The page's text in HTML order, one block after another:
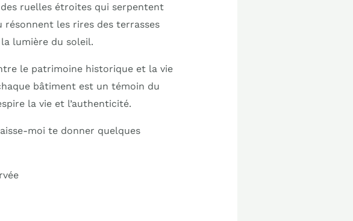
ruelles étroites qui serpentent
résonnent les rires des terrasses
lumière du soleil.
le patrimoine historique et la vie
bâtiment est un témoin du
la vie et l’authenticité.
moi te donner quelques